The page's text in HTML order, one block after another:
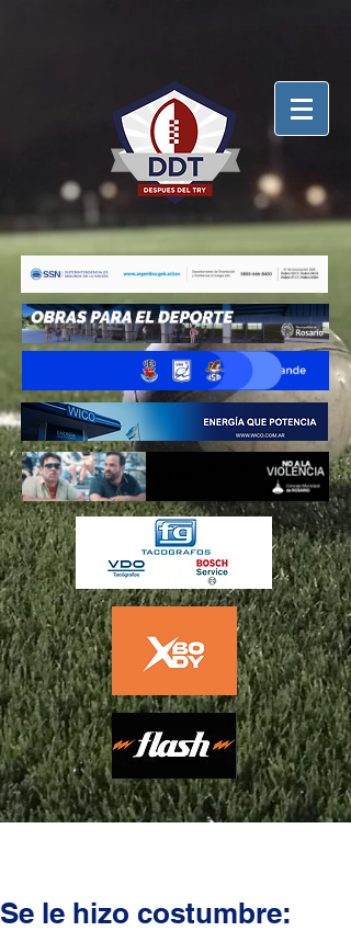
Se le hizo costumbre: